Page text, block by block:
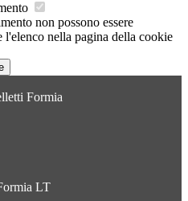
non possono essere
nella pagina della cookie
Formia
LT